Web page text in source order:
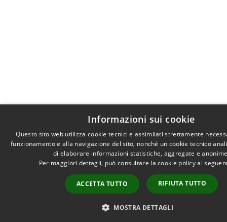
Informazioni sui cookie
Questo sito web utilizza cookie tecnici e assimilati strettamente
funzionamento e alla navigazione del sito, nonché un cookie tecnico
di elaborare informazioni statistiche, aggregate e
Per maggiori dettagli, può consultare la cookie policy al
ACCETTA TUTTO RIFIUTA TUTTO
MOSTRA DETTAGLI